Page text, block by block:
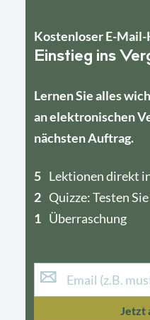
Kostenloser E-Mail-
Einstieg ins
Lernen Sie alles
an elektronischen
nächsten Auftrag.
5 Lektionen direkt
2 Quizze: Testen
1 Überraschung
4
1
Jetzt